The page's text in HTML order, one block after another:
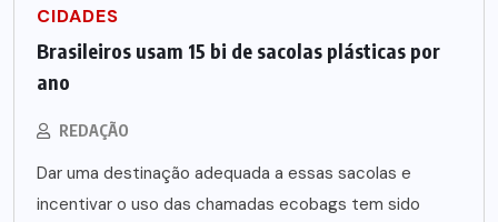
CIDADES
Brasileiros usam 15 bi de sacolas plásticas por
ano
REDAÇÃO
Dar uma destinação adequada a essas sacolas e
incentivar o uso das chamadas ecobags tem sido